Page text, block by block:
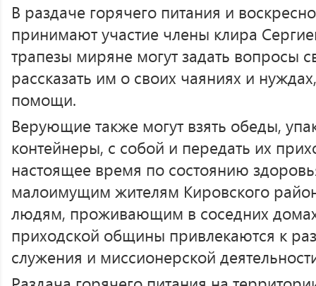
В раздаче горячего питания и
принимают участие члены клира
трапезы миряне могут задать вопросы
рассказать им о своих чаяниях и
помощи.
Верующие также могут взять обеды,
контейнеры, с собой и передать их
настоящее время по состоянию
малоимущим жителям Кировского
людям, проживающим в соседних
приходской общины привлекаются к
служения и миссионерской